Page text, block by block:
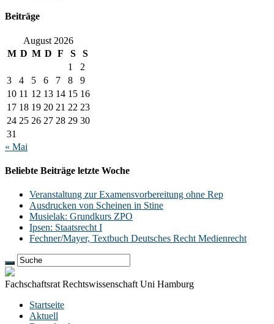
Beiträge
August 2026
M D M D F S
S
1
2
3
4 5 6 7 8
9
10 11 12 13 14 15 16
17 18 19 20 21 22 23
24 25 26 27 28 29 30
31
« Mai
Beliebte Beiträge letzte Woche
Veranstaltung zur Examensvorbereitung ohne Rep
Ausdrucken von Scheinen in Stine
Musielak: Grundkurs ZPO
Ipsen: Staatsrecht I
Fechner/Mayer, Textbuch Deutsches Recht Medienrecht
Fachschaftsrat Rechtswissenschaft Uni Hamburg
Startseite
Aktuell